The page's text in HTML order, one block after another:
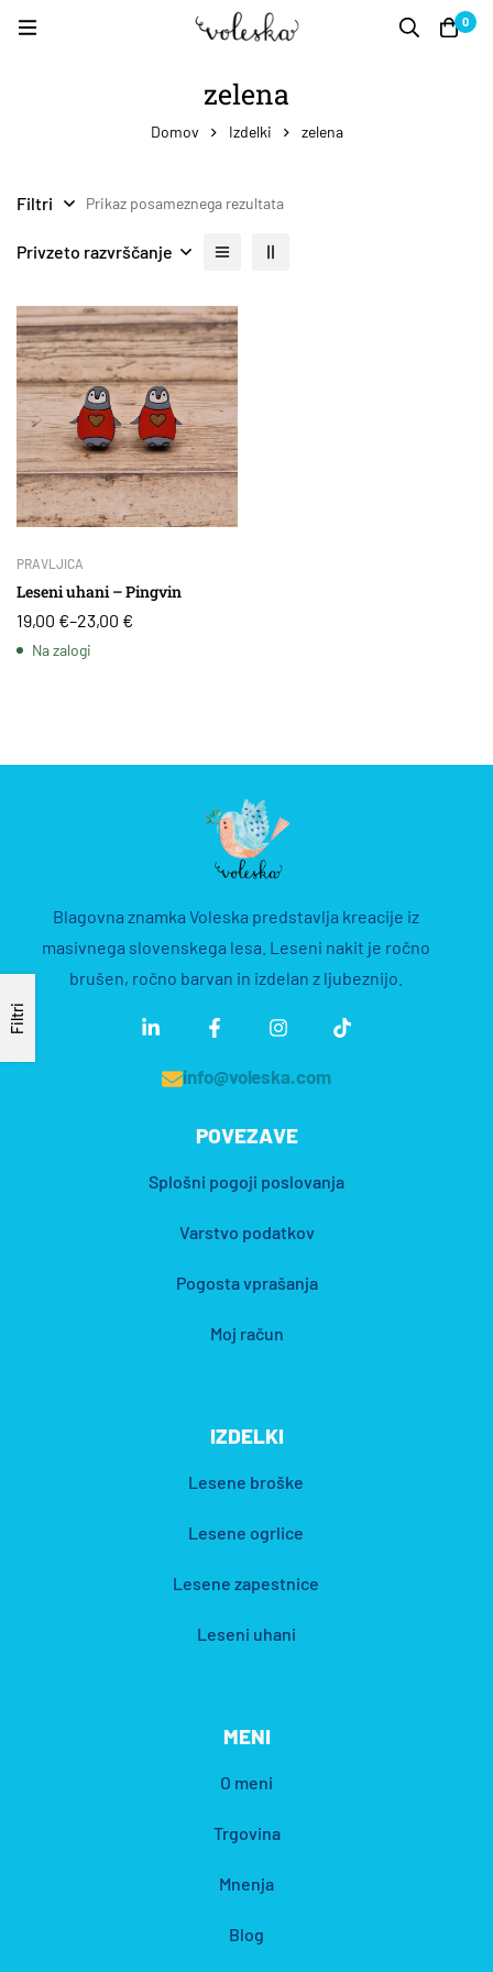
0
zelena
Domov Izdelki zelena
Filtri
Filtri Prikaz posameznega rezultata
Privzeto razvrščanje
PRAVLJICA
Leseni uhani – Pingvin
19,00 €–23,00 €
Na zalogi
Blagovna znamka Voleska predstavlja kreacije iz
masivnega slovenskega lesa. Leseni nakit je ročno
brušen, ročno barvan in izdelan z ljubeznijo.
info@voleska.com
POVEZAVE
Splošni pogoji poslovanja
Varstvo podatkov
Pogosta vprašanja
Moj račun
IZDELKI
Lesene broške
Lesene ogrlice
Lesene zapestnice
Leseni uhani
MENI
O meni
Trgovina
Mnenja
Blog